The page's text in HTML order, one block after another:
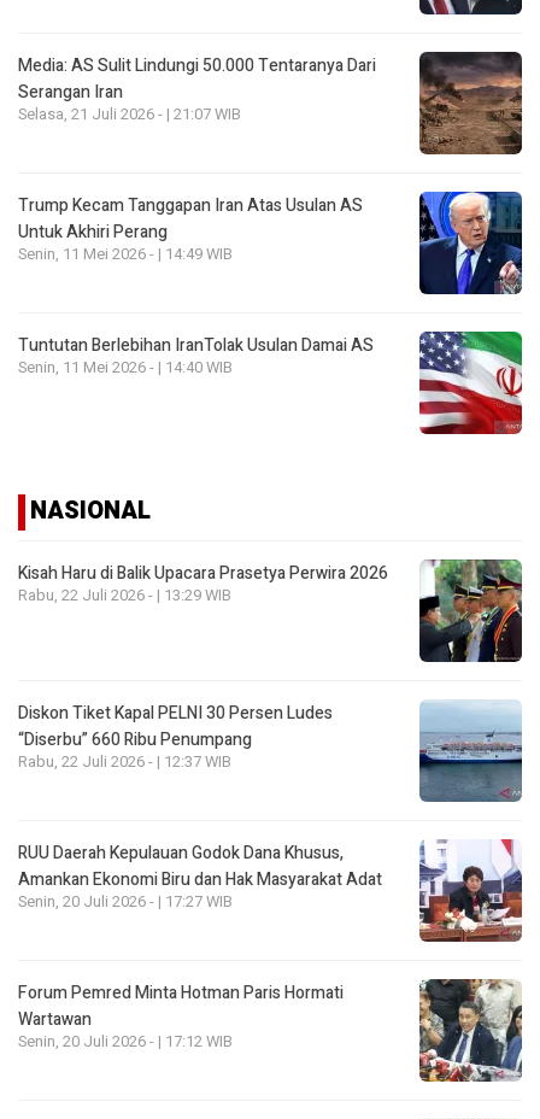
Media: AS Sulit Lindungi 50.000 Tentaranya Dari
Serangan Iran
Selasa, 21 Juli 2026 - | 21:07 WIB
Trump Kecam Tanggapan Iran Atas Usulan AS
Untuk Akhiri Perang
Senin, 11 Mei 2026 - | 14:49 WIB
Tuntutan Berlebihan IranTolak Usulan Damai AS
Senin, 11 Mei 2026 - | 14:40 WIB
NASIONAL
Kisah Haru di Balik Upacara Prasetya Perwira 2026
Rabu, 22 Juli 2026 - | 13:29 WIB
Diskon Tiket Kapal PELNI 30 Persen Ludes
“Diserbu” 660 Ribu Penumpang
Rabu, 22 Juli 2026 - | 12:37 WIB
RUU Daerah Kepulauan Godok Dana Khusus,
Amankan Ekonomi Biru dan Hak Masyarakat Adat
Senin, 20 Juli 2026 - | 17:27 WIB
Forum Pemred Minta Hotman Paris Hormati
Wartawan
Senin, 20 Juli 2026 - | 17:12 WIB